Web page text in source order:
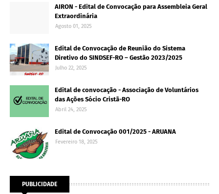
AIRON - Edital de Convocação para Assembleia Geral
Extraordinária
Agosto 01, 2025
Edital de Convocação de Reunião do Sistema
Diretivo do SINDSEF-RO – Gestão 2023/2025
Julho 22, 2025
Edital de convocação - Associação de Voluntários
das Ações Sócio Cristã-RO
Abril 24, 2025
Edital de Convocação 001/2025 - ARUANA
Fevereiro 18, 2025
PUBLICIDADE